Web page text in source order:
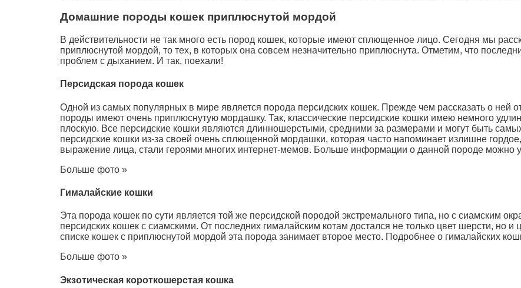
Домашние породы кошек приплюснутой мордой
В действительности не так много есть пород кошек, которые имеют сплющенное лицо. Сегодня мы
приплюснутой мордой, то тех, в которых она совсем незначительно приплюснута. Отметим, что
проблем с дыханием. И так, поехали!
Персидская порода кошек
Одной из самых популярных в мире является порода персидских кошек. Прежде чем рассказать о ней
породы имеют очень приплюснутую мордашку. Так, классические персидские кошки имею немного
плоскую. Все персидские кошки являются длинношерстыми, средними за размерами и могут быть
персидские кошки из-за своей очень сплющенной мордашки, которая часто напоминает излишне
выражение лица, стали героями многих интернет-мемов. Больше информации о данной породе можно
Больше фото »
Гималайские кошки
Эта порода кошек по сути является той же персидской породой экстремального типа, но с сиамским
персидских кошек с сиамскими. От последних гималайским котам достался не только цвет шерсти, но
списке кошек с приплюснутой мордой эта порода занимает второе место. Подробнее о гималайских
Больше фото »
Экзотическая короткошерстая кошка